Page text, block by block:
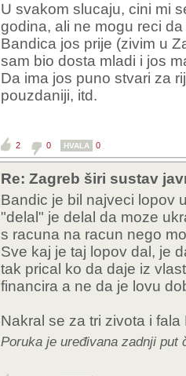
Nego, ne sporim taj
poštenju nacije
sobi s nekim od
rješavanja zemljišnih
astronomske cifre)?
U svakom slucaju, cini mi
godina, ali ne mogu reci
Bandica jos prije (zivim u
sam bio dosta mladi i jos
Da ima jos puno stvari za
pouzdaniji, itd.
2 0 HVALA 0
Re: Zagreb širi sustav
Bandic je bil najveci lopov
"delal" je delal da moze
s racuna na racun nego
Sve kaj je taj lopov dal, je
tak prical ko da daje iz
financira a ne da je lovu
Nakral se za tri zivota i
Poruka je uređivana zadnji put